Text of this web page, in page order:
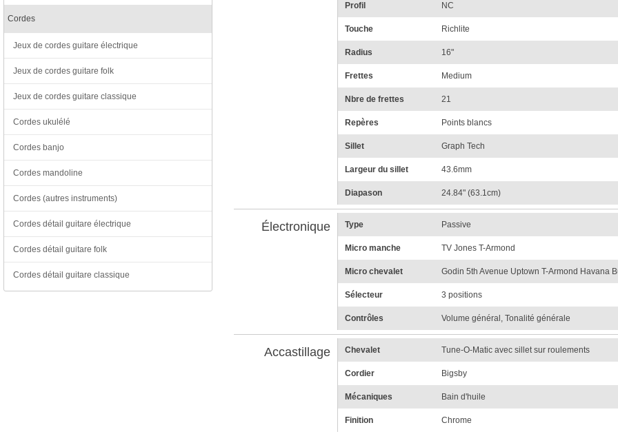
Profil NC
Touche Richlite
Radius 16"
Frettes Medium
Nbre de frettes 21
Repères Points blancs
Sillet Graph Tech
Largeur du sillet 43.6mm
Diapason 24.84" (63.1cm)
Électronique Type Passive
Micro manche TV Jones T-Armond
Micro chevalet Godin 5th Avenue Uptown T-Armond Havana
Sélecteur 3 positions
Contrôles Volume général, Tonalité générale
Accastillage Chevalet Tune-O-Matic avec sillet sur roulements
Cordier Bigsby
Mécaniques Bain d'huile
Finition Chrome
Cordes
Jeux de cordes guitare électrique
Jeux de cordes guitare folk
Jeux de cordes guitare classique
Cordes ukulélé
Cordes banjo
Cordes mandoline
Cordes (autres instruments)
Cordes détail guitare électrique
Cordes détail guitare folk
Cordes détail guitare classique